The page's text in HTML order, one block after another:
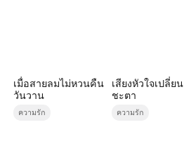
เมื่อสายลมไม่หวนคืน
วันวาน
ความรัก
เสียงหัวใจเปลี่ยน
ชะตา
ความรัก